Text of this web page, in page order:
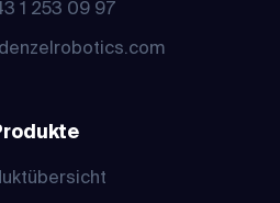
1 253 09 97